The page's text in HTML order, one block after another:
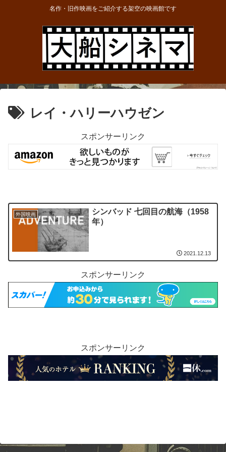
名作・旧作映画をご紹介する架空の映画館です
レイ・ハリーハウゼン
スポンサーリンク
外国映画
シンバッド 七回目の航海（1958
年）
2021.12.13
スポンサーリンク
スポンサーリンク